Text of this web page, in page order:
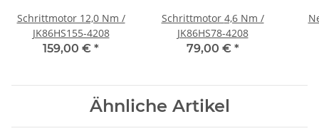
Schrittmotor 12,0 Nm /
JK86HS155-4208
159,00 € *
Schrittmotor 4,6 Nm /
JK86HS78-4208
79,00 € *
Ähnliche Artikel